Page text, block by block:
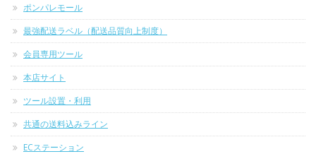
ポンパレモール
最強配送ラベル（配送品質向上制度）
会員専用ツール
本店サイト
ツール設置・利用
共通の送料込みライン
ECステーション